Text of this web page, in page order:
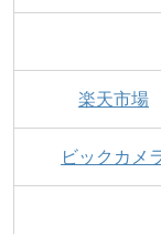
楽天市場
ビックカメ